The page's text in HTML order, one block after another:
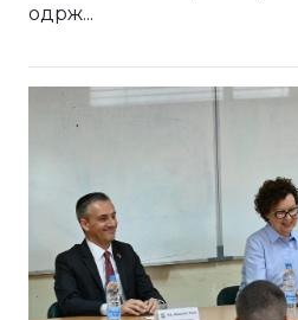
одрж...